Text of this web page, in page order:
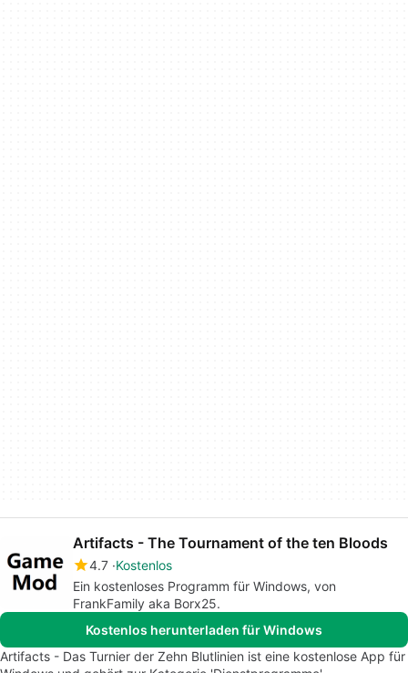
Artifacts - The Tournament of the ten Bloods
4.7 Kostenlos
Ein kostenloses Programm für Windows, von
FrankFamily aka Borx25.
Kostenlos herunterladen für Windows
Artifacts - Das Turnier der Zehn Blutlinien ist eine kostenlose App für